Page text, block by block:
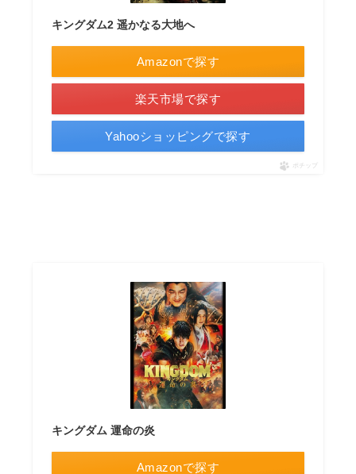
キングダム2 遥かなる大地へ
Amazonで探す
楽天市場で探す
Yahooショッピングで探す
ポチップ
キングダム 運命の炎
Amazonで探す